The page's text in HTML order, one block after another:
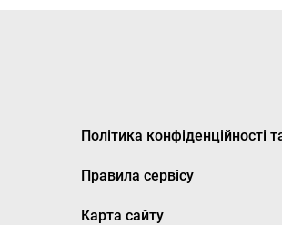
Політика конфіденційності
Правила сервісу
Карта сайту